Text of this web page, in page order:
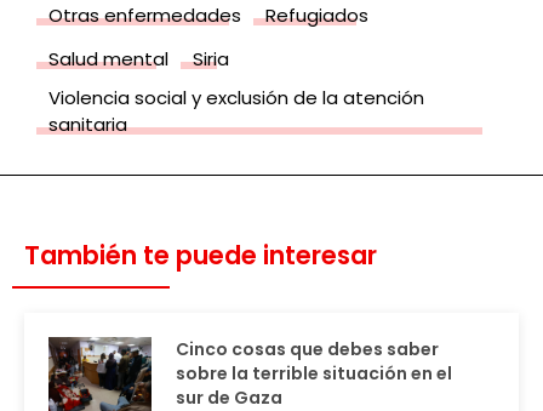
Otras enfermedades
Refugiados
Salud mental
Siria
Violencia social y exclusión de la atención
sanitaria
También te puede interesar
Cinco cosas que debes saber
sobre la terrible situación en el
sur de Gaza